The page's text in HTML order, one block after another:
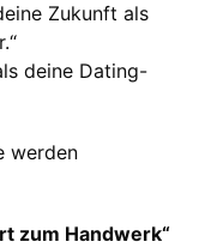
Zukunft als
deine Dating-
werden
zum Handwerk“